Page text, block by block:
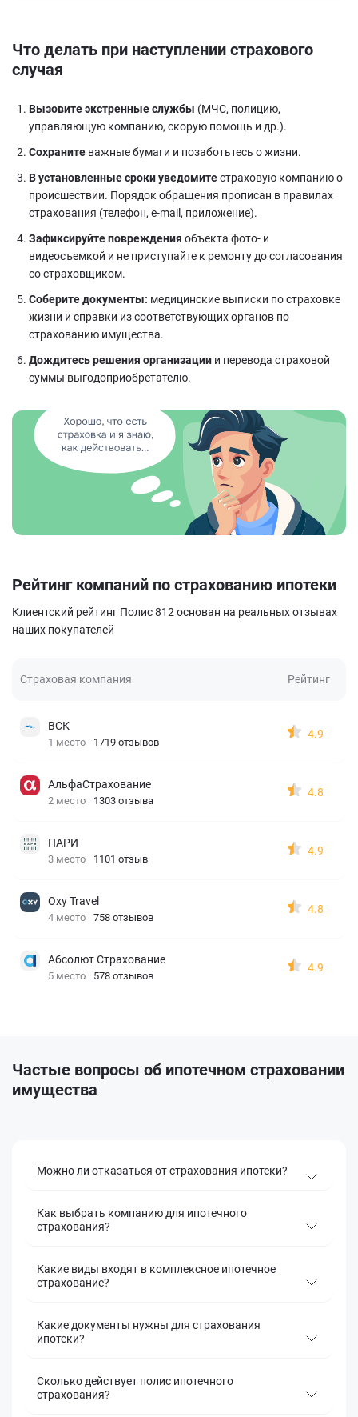
Что делать при наступлении страхового
случая
Вызовите экстренные службы (МЧС, полицию,
управляющую компанию, скорую помощь и др.).
Сохраните важные бумаги и позаботьтесь о жизни.
В установленные сроки уведомитестраховую компанию о
происшествии. Порядок обращения прописан в правилах
страхования (телефон, e-mail, приложение).
Зафиксируйте повреждения объекта фото- и
видеосъемкой и не приступайте к ремонту до согласования
со страховщиком.
Соберите документы: медицинские выписки по страховке
жизни и справки из соответствующих органов по
страхованию имущества.
Дождитесь решения организации и перевода страховой
суммы выгодоприобретателю.
Рейтинг компаний по страхованию ипотеки
Клиентский рейтинг Полис 812 основан на реальных отзывах
наших покупателей
Страховая компания Рейтинг
ВСК
1 место 1719 отзывов
4.9
АльфаСтрахование
2 место 1303 отзыва
4.8
ПАРИ
3 место 1101 отзыв
4.9
Oxy Travel
4 место 758 отзывов
4.8
Абсолют Страхование
5 место 578 отзывов
4.9
Частые вопросы об ипотечном страховании
имущества
Можно ли отказаться от страхования ипотеки?
Как выбрать компанию для ипотечного
страхования?
Какие виды входят в комплексное ипотечное
страхование?
Какие документы нужны для страхования
ипотеки?
Сколько действует полис ипотечного
страхования?